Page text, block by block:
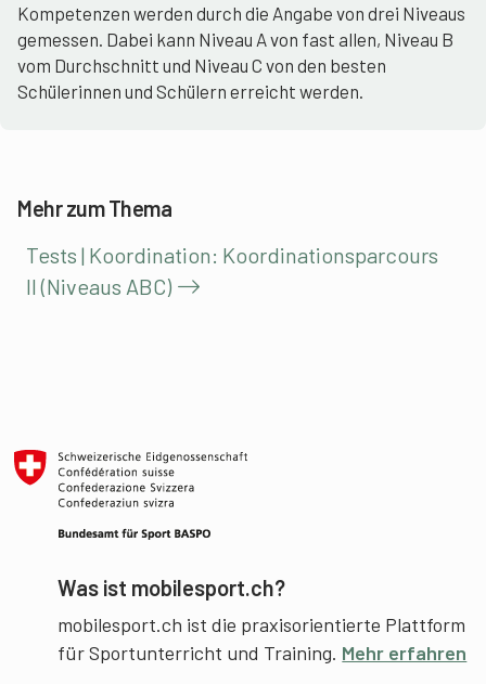
Kompetenzen werden durch die Angabe von drei Niveaus
gemessen. Dabei kann Niveau A von fast allen, Niveau B
vom Durchschnitt und Niveau C von den besten
Schülerinnen und Schülern erreicht werden.
Mehr zum Thema
Tests | Koordination: Koordinationsparcours
II (Niveaus ABC)
Was ist mobilesport.ch?
mobilesport.ch ist die praxisorientierte Plattform
für Sportunterricht und Training. Mehr erfahren